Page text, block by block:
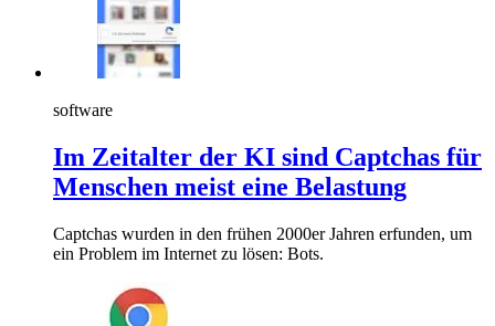
software
Im Zeitalter der KI sind Captchas für
Menschen meist eine Belastung
Captchas wurden in den frühen 2000er Jahren erfunden, um
ein Problem im Internet zu lösen: Bots.